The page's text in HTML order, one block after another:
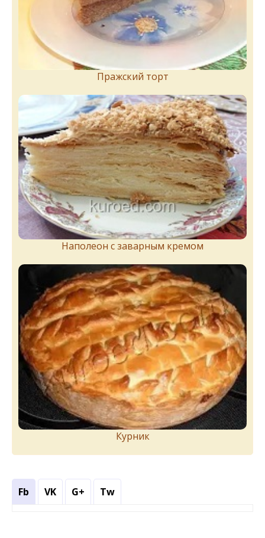
Пражский торт
Наполеон с заварным кремом
Курник
Fb VK G+ Tw